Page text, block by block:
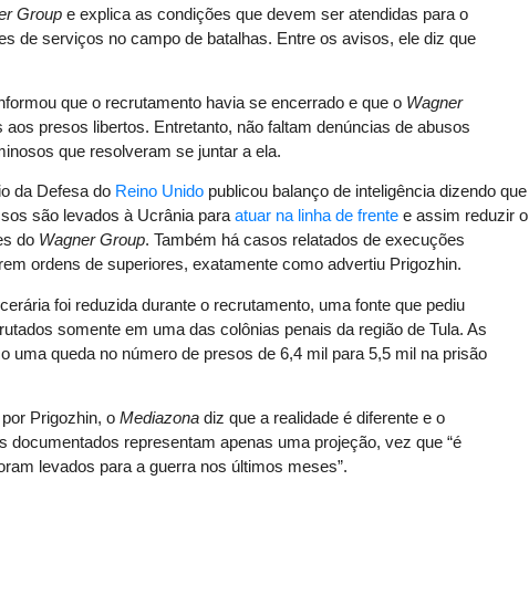
Group e explica as condições que devem ser atendidas para o
de serviços no campo de batalhas. Entre os avisos, ele diz que
que o recrutamento havia se encerrado e que o Wagner
aos presos libertos. Entretanto, não faltam denúncias de abusos
que resolveram se juntar a ela.
da Defesa do Reino Unido publicou balanço de inteligência dizendo que
são levados à Ucrânia para atuar na linha de frente e assim reduzir o
do Wagner Group. Também há casos relatados de execuções
ordens de superiores, exatamente como advertiu Prigozhin.
foi reduzida durante o recrutamento, uma fonte que pediu
somente em uma das colônias penais da região de Tula. As
queda no número de presos de 6,4 mil para 5,5 mil na prisão
Prigozhin, o Mediazona diz que a realidade é diferente e o
documentados representam apenas uma projeção, vez que “é
levados para a guerra nos últimos meses”.